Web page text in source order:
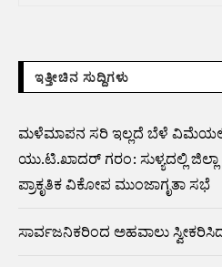
ಇತ್ತೀಚಿನ ಸುದ್ದಿಗಳು
ಮಳೆಮಾಪನ ಸರಿ ಇಲ್ಲದೆ ಬೆಳೆ
ಯು.ಟಿ.ಖಾದರ್ ಗರಂ: ಸುಳ್ಯದಲ್ಲಿ ಜಿಲ್ಲಾ
ಪ್ರಾಕೃತಿಕ ವಿಕೋಪ ಮುಂಜಾಗೃತಾ ಸಭೆ
ಸಾರ್ವಜನಿಕರಿಂದ ಅಹವಾಲು